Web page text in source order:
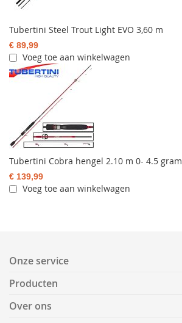
Tubertini Steel Trout Light EVO 3,60 m
€ 89,99
Voeg toe aan winkelwagen
Tubertini Cobra hengel 2.10 m 0- 4.5 gram
€ 139,99
Voeg toe aan winkelwagen
Onze service
Producten
Over ons